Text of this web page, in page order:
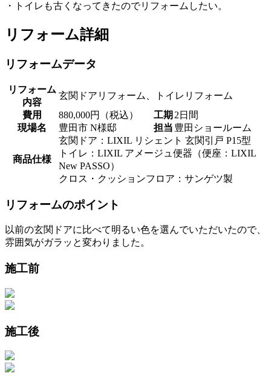
・トイレも古くなってきたのでリフォームしたい。
リフォーム詳細
リフォームデータ
リフォーム
内容
玄関ドアリフォーム、トイレリフォーム
費用
880,000円（税込） 工期 2日間
現場名
豊田市 N様邸 担当 豊田ショールーム
商品仕様
玄関ドア：LIXIL リシェント 玄関引戸 P15型
トイレ：LIXIL アメージュ便器（便座：LIXIL
New PASSO）
クロス・クッションフロア：サンゲツ製
リフォームのポイント
以前の玄関ドアに比べて明るい色を選んでいただいたので、
雰囲気がガラッと変わりました。
施工前
施工後